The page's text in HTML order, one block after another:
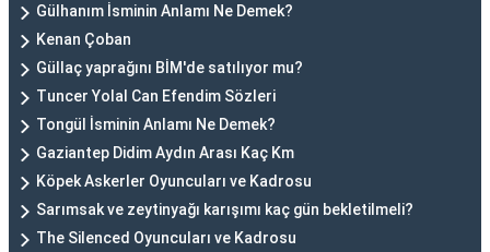
Gülhanım İsminin Anlamı Ne Demek?
Kenan Çoban
Güllaç yaprağını BİM'de satılıyor mu?
Tuncer Yolal Can Efendim Sözleri
Tongül İsminin Anlamı Ne Demek?
Gaziantep Didim Aydın Arası Kaç Km
Köpek Askerler Oyuncuları ve Kadrosu
Sarımsak ve zeytinyağı karışımı kaç gün bekletilmeli?
The Silenced Oyuncuları ve Kadrosu